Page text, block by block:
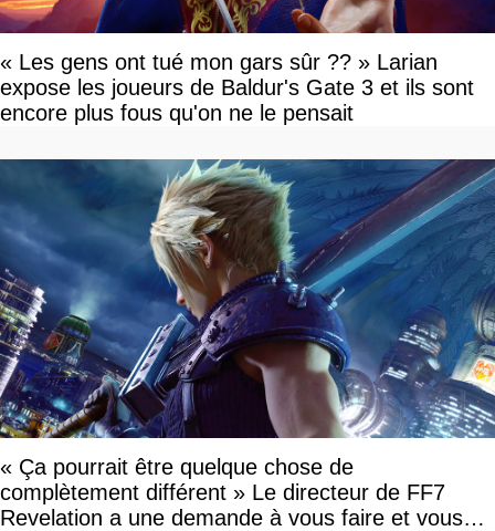
« Les gens ont tué mon gars sûr ?? » Larian
expose les joueurs de Baldur's Gate 3 et ils sont
encore plus fous qu'on ne le pensait
« Ça pourrait être quelque chose de
complètement différent » Le directeur de FF7
Revelation a une demande à vous faire et vous